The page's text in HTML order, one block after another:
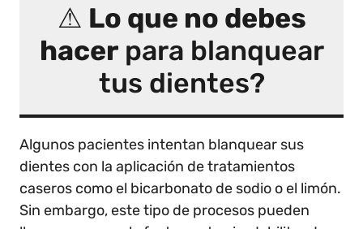
⚠ Lo que no debes
hacerpara blanquear
tus dientes?
Algunos pacientes intentan blanquear sus
dientes con la aplicación de tratamientos
caseros como el bicarbonato de sodio o el limón.
Sin embargo, este tipo de procesos pueden